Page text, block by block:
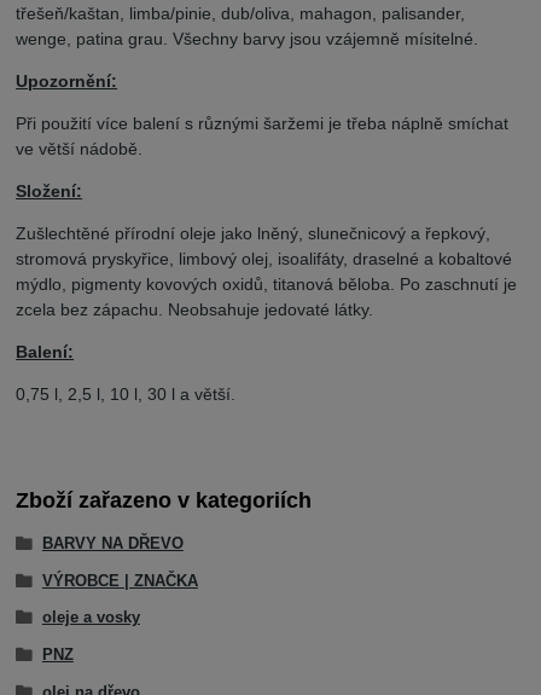
třešeň/kaštan, limba/pinie, dub/oliva, mahagon, palisander,
wenge, patina grau. Všechny barvy jsou vzájemně mísitelné.
Upozornění:
Při použití více balení s různými šaržemi je třeba náplně smíchat
ve větší nádobě.
Složení:
Zušlechtěné přírodní oleje jako lněný, slunečnicový a řepkový,
stromová pryskyřice, limbový olej, isoalifáty, draselné a kobaltové
mýdlo, pigmenty kovových oxidů, titanová běloba. Po zaschnutí je
zcela bez zápachu. Neobsahuje jedovaté látky.
Balení:
0,75 l, 2,5 l, 10 l, 30 l a větší.
Zboží zařazeno v kategoriích
BARVY NA DŘEVO
VÝROBCE | ZNAČKA
oleje a vosky
PNZ